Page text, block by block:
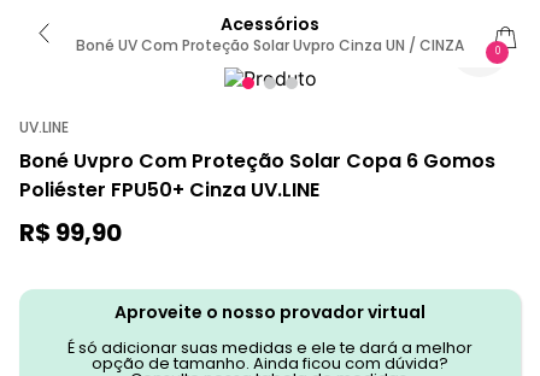
Acessórios
Boné UV Com Proteção Solar Uvpro Cinza UN / CINZA 0
UV.LINE
Boné Uvpro Com Proteção Solar Copa 6 Gomos
Poliéster FPU50+ Cinza UV.LINE
R$ 99,90
Aproveite o nosso provador virtual
É só adicionar suas medidas e ele te dará a melhor
opção de tamanho. Ainda ficou com dúvida?